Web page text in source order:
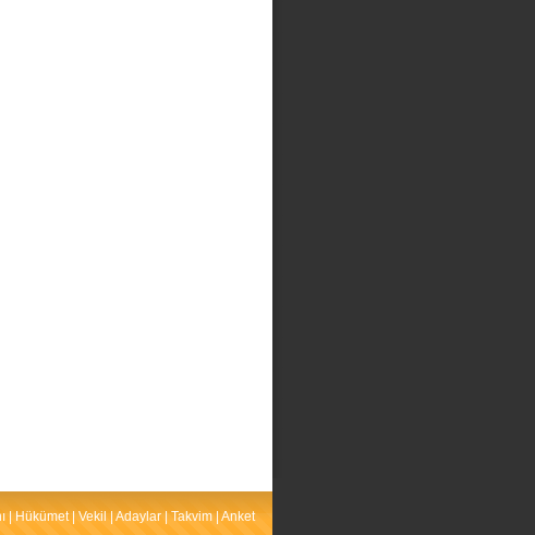
Hükümet| Vekil Adaylar Takvim Anket